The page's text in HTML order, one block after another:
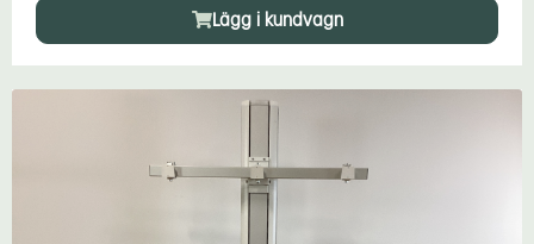
Lägg i kundvagn